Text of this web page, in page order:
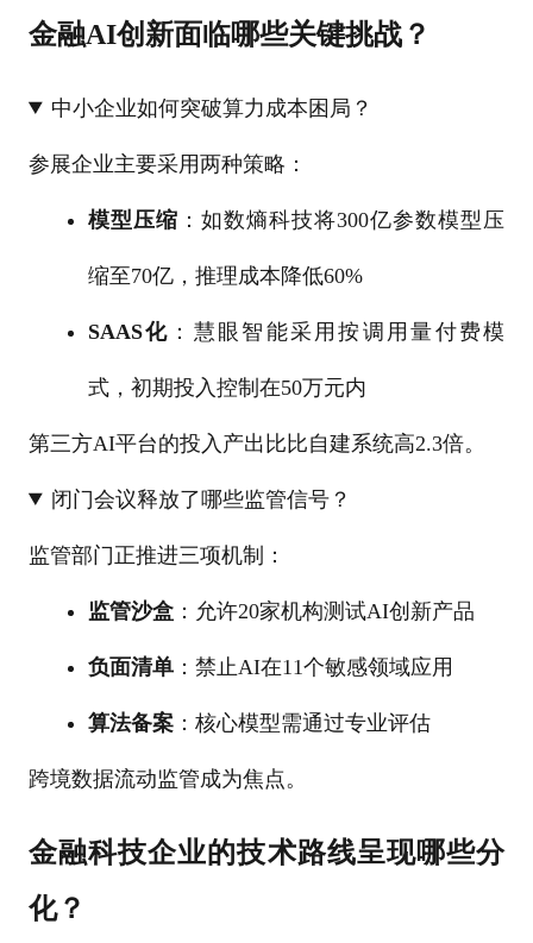
金融AI创新面临哪些关键挑战？
中小企业如何突破算力成本困局？
参展企业主要采用两种策略：
模型压缩 ：如数熵科技将300亿参数模型压
缩至70亿，推理成本降低60%
SAAS化 ：慧眼智能采用按调用量付费模
式，初期投入控制在50万元内
第三方AI平台的投入产出比比自建系统高2.3倍。
闭门会议释放了哪些监管信号？
监管部门正推进三项机制：
监管沙盒：允许20家机构测试AI创新产品
负面清单：禁止AI在11个敏感领域应用
算法备案：核心模型需通过专业评估
跨境数据流动监管成为焦点。
金融科技企业的技术路线呈现哪些分
化？